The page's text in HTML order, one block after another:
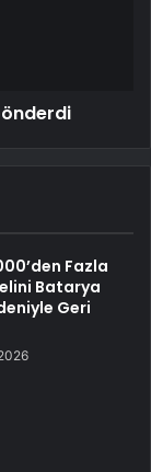
Fazla
Batarya
Geri